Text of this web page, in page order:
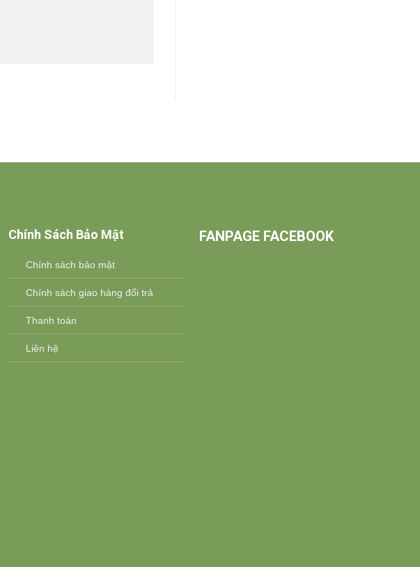
Chính Sách Bảo Mật
Chính sách bảo mật
Chính sách giao hàng đổi trả
Thanh toán
Liên hệ
FANPAGE FACEBOOK